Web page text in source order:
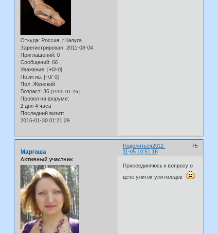
Откуда: Россия, г.Калуга
Зарегистрирован: 2011-08-04
Приглашений: 0
Сообщений: 66
Уважение: [+0/-0]
Позитив: [+0/-0]
Пол: Женский
Возраст: 36 [1990-01-26]
Провел на форуме:
2 дня 4 часа
Последний визит:
2016-01-30 01:21:29
Поделиться 75
2011-
11-05 10:51:18
Маргоша
Активный участник
Присоединяюсь к вопросу о
цене улиток-улиткоедов